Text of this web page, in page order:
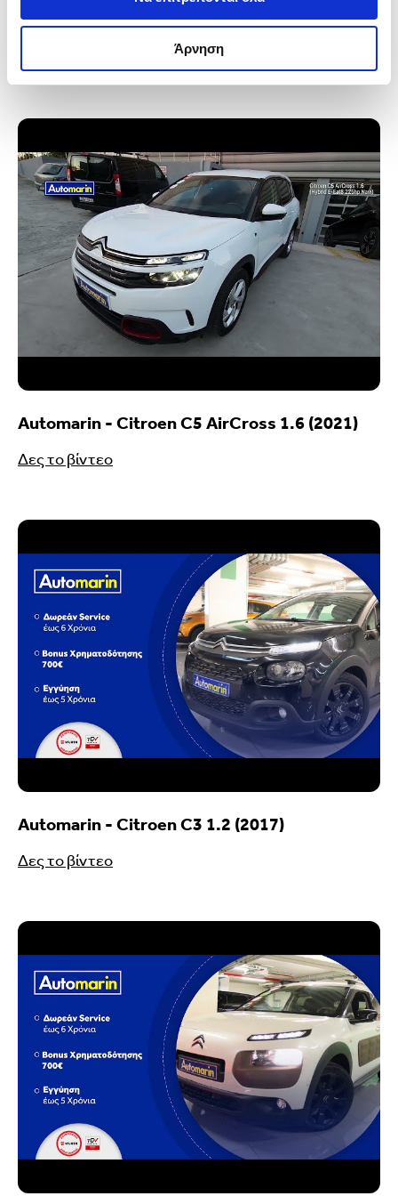
Άρνηση
Automarin - Citroen C5 AirCross 1.6 (2022)
Automarin - Citroen C5 AirCross 1.6 (2021)
Δες το βίντεο
Automarin - Citroen C3 1.2 (2017)
Δες το βίντεο